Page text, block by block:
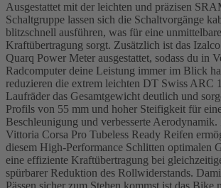
Ausgestattet mit der leichten und präzisen
Schaltgruppe lassen sich die Schaltvorgänge
blitzschnell ausführen, was für eine
Kraftübertragung sorgt. Zusätzlich ist das
Quarq Power Meter ausgestattet, sodass du in
Radcomputer deine Leistung immer im Blick
reduzieren die extrem leichten DT Swiss ARC
Laufräder das Gesamtgewicht deutlich und
Profils von 55 mm und hoher Steifigkeit für
Beschleunigung und verbesserte Aerodynamik.
Vittoria Corsa Pro Tubeless Ready Reifen
diesem High-Performance Schlitten optimalen
eine effiziente Kraftübertragung bei
spürbarer Reduktion des Rollwiderstands.